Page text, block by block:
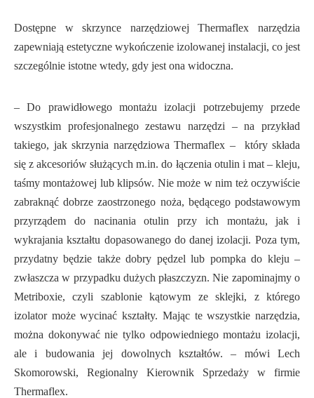
Dostępne w skrzynce narzędziowej Thermaflex narzędzia
zapewniają estetyczne wykończenie izolowanej instalacji, co jest
szczególnie istotne wtedy, gdy jest ona widoczna.
– Do prawidłowego montażu izolacji potrzebujemy przede
wszystkim profesjonalnego zestawu narzędzi – na przykład
takiego, jak skrzynia narzędziowa Thermaflex – który składa
się z akcesoriów służących m.in. do łączenia otulin i mat – kleju,
taśmy montażowej lub klipsów. Nie może w nim też oczywiście
zabraknąć dobrze zaostrzonego noża, będącego podstawowym
przyrządem do nacinania otulin przy ich montażu, jak i
wykrajania kształtu dopasowanego do danej izolacji. Poza tym,
przydatny będzie także dobry pędzel lub pompka do kleju –
zwłaszcza w przypadku dużych płaszczyzn. Nie zapominajmy o
Metriboxie, czyli szablonie kątowym ze sklejki, z którego
izolator może wycinać kształty. Mając te wszystkie narzędzia,
można dokonywać nie tylko odpowiedniego montażu izolacji,
ale i budowania jej dowolnych kształtów. – mówi Lech
Skomorowski, Regionalny Kierownik Sprzedaży w firmie
Thermaflex.